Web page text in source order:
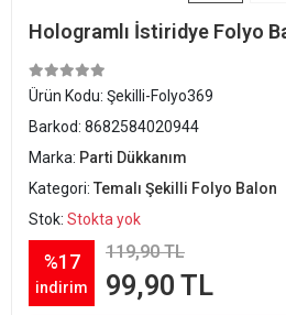
Hologramlı İstiridye Folyo
Ürün Kodu: Şekilli-Folyo369
Barkod: 8682584020944
Marka: Parti Dükkanım
Kategori: Temalı Şekilli Folyo Balon
Stok: Stokta yok
%17
indirim
119,90 TL
99,90 TL